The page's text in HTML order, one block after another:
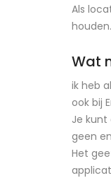
Als
houden.
Wat
ik heb
ook bij
Je
geen
Het